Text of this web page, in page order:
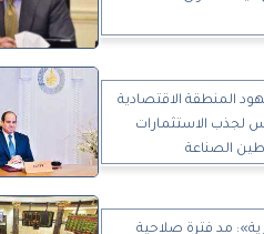
المنطقة الاقتصادية
لجذب الاستثمارات
الصناعة
مد فترة صلاحية